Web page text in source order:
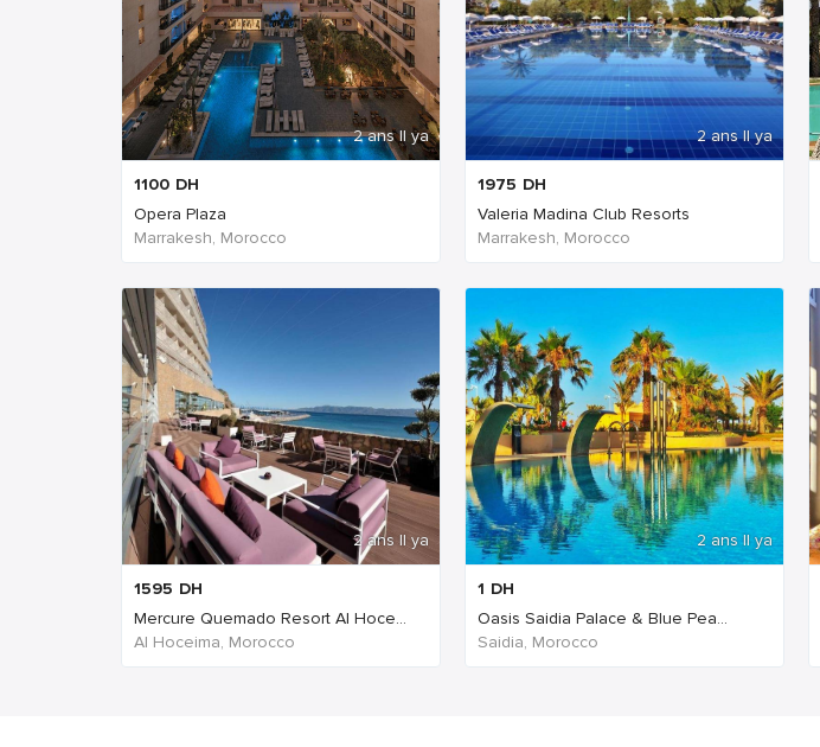
2 ans Il ya
1100 DH
Opera Plaza
Marrakesh, Morocco
2 ans Il ya
1975 DH
Valeria Madina Club Resorts
Marrakesh, Morocco
2 ans Il ya
1595 DH
Mercure Quemado Resort Al Hoce...
Al Hoceima, Morocco
2 ans Il ya
1 DH
Oasis Saidia Palace & Blue Pea...
Saidia, Morocco